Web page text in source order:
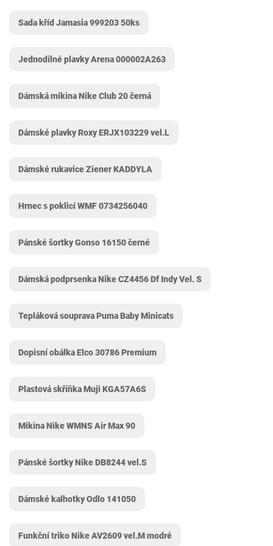
Sada kříd Jamasia 999203 50ks
Jednodílné plavky Arena 000002A263
Dámská mikina Nike Club 20 černá
Dámské plavky Roxy ERJX103229 vel.L
Dámské rukavice Ziener KADDYLA
Hrnec s poklicí WMF 0734256040
Pánské šortky Gonso 16150 černé
Dámská podprsenka Nike CZ4456 Df Indy Vel. S
Tepláková souprava Puma Baby Minicats
Dopisní obálka Elco 30786 Premium
Plastová skříňka Muji KGA57A6S
Mikina Nike WMNS Air Max 90
Pánské šortky Nike DB8244 vel.S
Dámské kalhotky Odlo 141050
Funkční triko Nike AV2609 vel.M modré